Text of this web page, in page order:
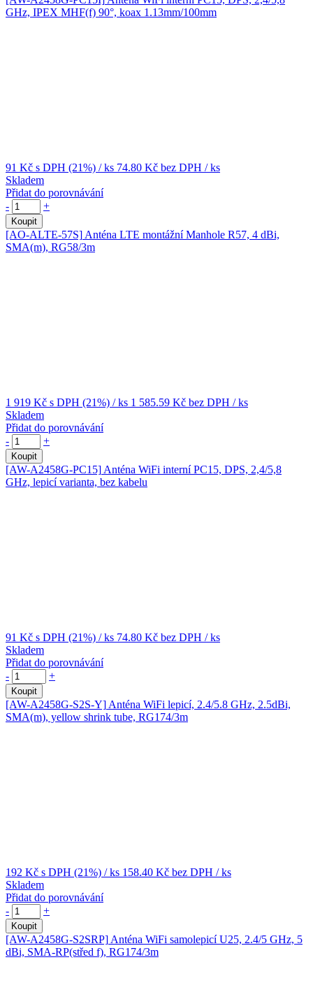
GHz, IPEX MHF(f) 90°, koax 1.13mm/100mm
91 Kč s DPH (21%) / ks 74.80 Kč bez DPH / ks
Skladem
Přidat do porovnávání
-
+
Koupit
[AO-ALTE-57S] Anténa LTE montážní Manhole R57, 4 dBi,
SMA(m), RG58/3m
1 919 Kč s DPH (21%) / ks 1 585.59 Kč bez DPH / ks
Skladem
Přidat do porovnávání
-
+
Koupit
[AW-A2458G-PC15] Anténa WiFi interní PC15, DPS, 2,4/5,8
GHz, lepicí varianta, bez kabelu
91 Kč s DPH (21%) / ks 74.80 Kč bez DPH / ks
Skladem
Přidat do porovnávání
-
+
Koupit
[AW-A2458G-S2S-Y] Anténa WiFi lepicí, 2.4/5.8 GHz, 2.5dBi,
SMA(m), yellow shrink tube, RG174/3m
192 Kč s DPH (21%) / ks 158.40 Kč bez DPH / ks
Skladem
Přidat do porovnávání
-
+
Koupit
[AW-A2458G-S2SRP] Anténa WiFi samolepicí U25, 2.4/5 GHz, 5
dBi, SMA-RP(střed f), RG174/3m